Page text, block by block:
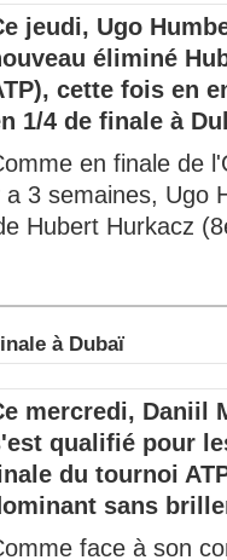
jeudi, Ugo
éliminé
cette fois en
1/4 de finale à
en finale de
a 3 semaines, Ugo
Hubert Hurkacz
à Dubaï
mercredi, Daniil
qualifié pour
du tournoi
sans
face à son